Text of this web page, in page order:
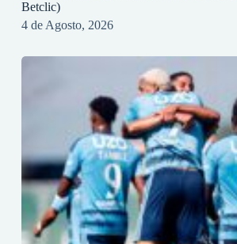
Betclic)
4 de Agosto, 2026